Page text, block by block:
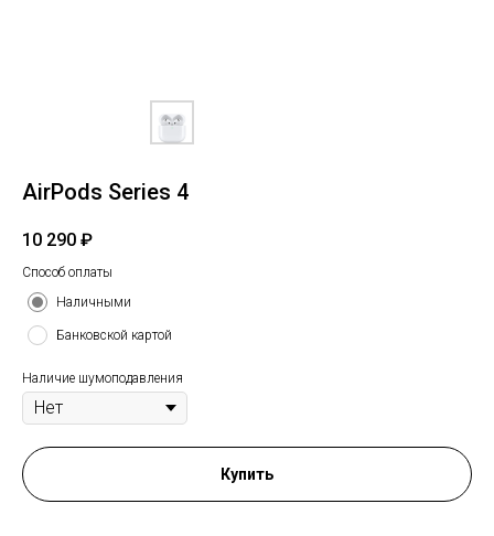
AirPods Series 4
10 290 ₽
Способ оплаты
Наличными
Банковской картой
Наличие шумоподавления
Купить